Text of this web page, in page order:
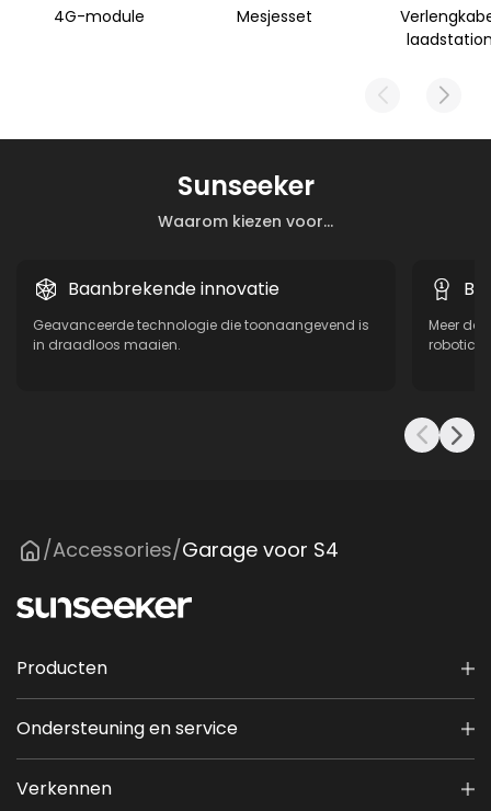
4G-module Mesjesset
Waarom kiezen voor...
Sunseeker
Baanbrekende innovatie
Geavanceerde technologie die toonaangevend is
in draadloos maaien.
Meer
/Accessories/Garage voor S4
Producten
Ondersteuning en service
Verkennen